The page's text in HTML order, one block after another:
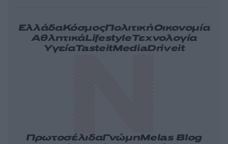
ΕλλάδαΚόσμοςΠολιτικήΟικονομία
ΑθλητικάLifestyleΤεχνολογία
ΥγείαTasteitMediaDriveit
ΠρωτοσέλιδαΓνώμηMelas Blog